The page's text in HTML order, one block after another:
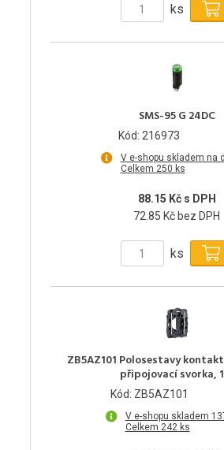
ks
SMS-95 G 24DC
Kód: 216973
V e-shopu skladem na
Celkem 250 ks
88.15 Kč s DPH
72.85 Kč bez DPH
ks
ZB5AZ101 Polosestavy
připojovací svorka,
Kód: ZB5AZ101
V e-shopu skladem
Celkem 242 ks